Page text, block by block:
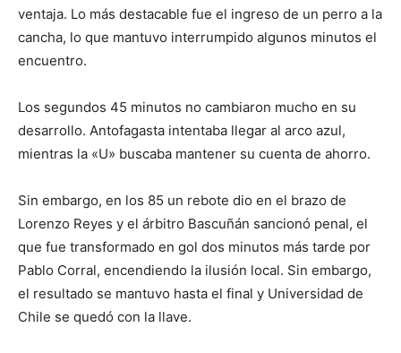
ventaja. Lo más destacable fue el ingreso de un perro a la
cancha, lo que mantuvo interrumpido algunos minutos el
encuentro.
Los segundos 45 minutos no cambiaron mucho en su
desarrollo. Antofagasta intentaba llegar al arco azul,
mientras la «U» buscaba mantener su cuenta de ahorro.
Sin embargo, en los 85 un rebote dio en el brazo de
Lorenzo Reyes y el árbitro Bascuñán sancionó penal, el
que fue transformado en gol dos minutos más tarde por
Pablo Corral, encendiendo la ilusión local. Sin embargo,
el resultado se mantuvo hasta el final y Universidad de
Chile se quedó con la llave.